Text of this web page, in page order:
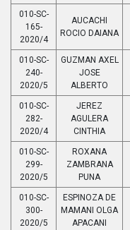
010-SC-
165-
2020/4
AUCACHI
ROCIO DAIANA
010-SC-
240-
2020/5
GUZMAN AXEL
JOSE
ALBERTO
010-SC-
282-
2020/4
JEREZ
AGULERA
CINTHIA
010-SC-
299-
2020/5
ROXANA
ZAMBRANA
PUNA
010-SC-
300-
2020/5
ESPINOZA DE
MAMANI OLGA
APACANI